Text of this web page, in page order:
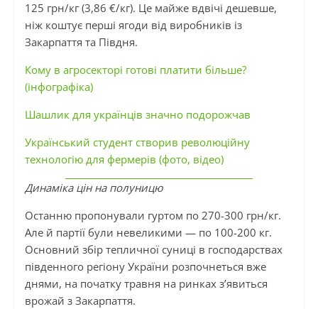
125 грн/кг (3,86 €/кг). Це майже вдвічі дешевше,
ніж коштує перші ягоди від виробників із
Закарпаття та Півдня.
Кому в агросекторі готові платити більше?
(інфографіка)
Шашлик для українців значно подорожчав
Український студент створив революційну
технологію для фермерів (фото, відео)
Динаміка цін на полуницю
Останню пропонували гуртом по 270-300 грн/кг.
Але й партії були невеликими — по 100-200 кг.
Основний збір тепличної суниці в господарствах
південного регіону України розпочнеться вже
днями, на початку травня на ринках з’явиться
врожай з Закарпаття.